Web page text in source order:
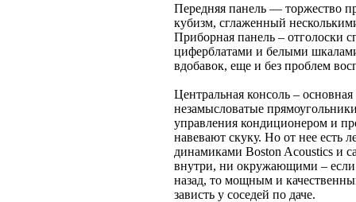
Передняя панель — торжество
кубизм, сглаженный
Приборная панель – отголоски
циферблатами и белыми
вдобавок, еще и без проблем
Центральная консоль –
незамысловатые
управления кондиционером и
навевают скуку. Но от нее есть
динамиками Boston Acoustics и
внутри, ни окружающими – если
назад, то мощным и
зависть у соседей по даче.